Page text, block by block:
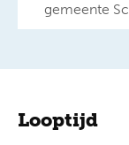
gemeente
Looptijd